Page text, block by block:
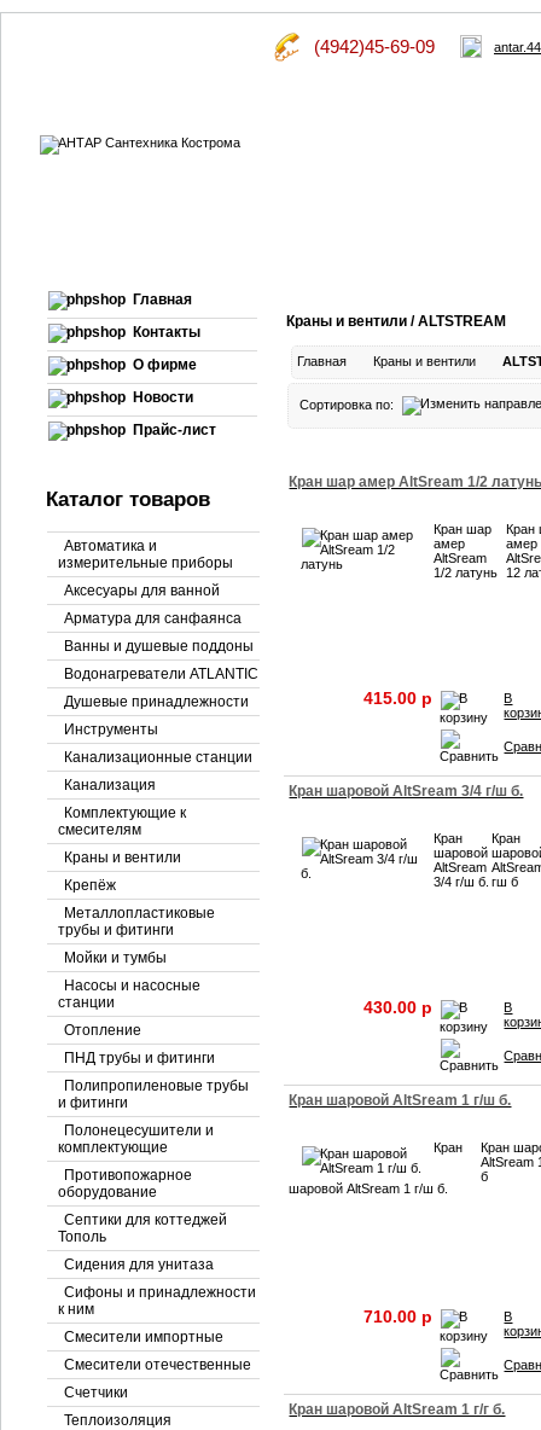
(4942)45-69-09
Главная
Контакты
О фирме
Новости
Прайс-лист
Каталог товаров
Автоматика и
измерительные приборы
Аксесуары для ванной
Арматура для санфаянса
Ванны и душевые поддоны
Водонагреватели ATLANTIC
Душевые принадлежности
Инструменты
Канализационные станции
Канализация
Комплектующие к
смесителям
Краны и вентили
Крепёж
Металлопластиковые
трубы и фитинги
Мойки и тумбы
Насосы и насосные
станции
Отопление
ПНД трубы и фитинги
Полипропиленовые трубы
и фитинги
Полонецесушители и
комплектующие
Противопожарное
оборудование
Септики для коттеджей
Тополь
Сидения для унитаза
Сифоны и принадлежности
к ним
Смесители импортные
Смесители отечественные
Счетчики
Теплоизоляция
Краны и вентили / ALTSTREAM
Главная Краны и вентили
Сортировка по:
Кран шар амер AltSream 1/2
Кран шар
амер
AltSream
1/2 латунь
Кран
амер
12
415.00 p
В
Кран шаровой AltSream 3/4 г/ш б.
Кран
шаровой
AltSream
3/4 г/ш б.
Кран
гш б
430.00 p
В
Кран шаровой AltSream 1 г/ш б.
Кран
шаровой AltSream 1 г/ш б.
Кран
AltSream
б
710.00 p
В
Кран шаровой AltSream 1 г/г б.